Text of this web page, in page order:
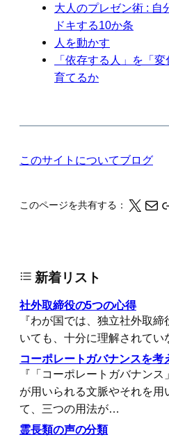
大人のプレゼン術 : 自
ドキする10か条
人を動かす
「依存する人」を「
育てるか
このサイトについてブログ
このページを共有する： X メール このページの
新着リスト
社外取締役の5つの心得
『わが国では、独立社外取
いても、十分に理解されてい
コーポレートガバナンスを考
『「コーポレートガバナン
が用いられる文脈やそれを用
て、三つの用法が…
霊長類の声の分類